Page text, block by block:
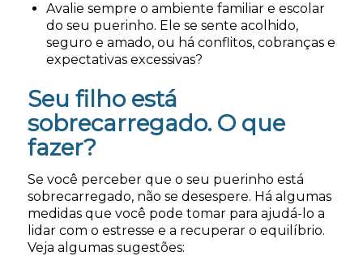
Avalie sempre o ambiente familiar e escolar
do seu puerinho. Ele se sente acolhido,
seguro e amado, ou há conflitos, cobranças e
expectativas excessivas?
Seu filho está
sobrecarregado. O que
fazer?
Se você perceber que o seu puerinho está
sobrecarregado, não se desespere. Há algumas
medidas que você pode tomar para ajudá-lo a
lidar com o estresse e a recuperar o equilíbrio.
Veja algumas sugestões: